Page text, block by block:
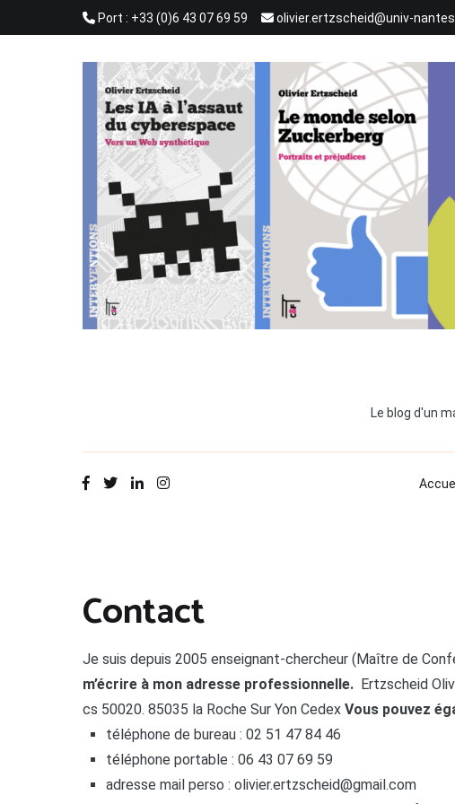
Port : +33 (0)6 43 07 69 59 olivier.ertzscheid@univ-
Le blog d'un
Contact
Je suis depuis 2005 enseignant-chercheur (Maître de
m’écrire à mon adresse professionnelle. Ertzscheid
cs 50020. 85035 la Roche Sur Yon Cedex Vous pouvez
téléphone de bureau : 02 51 47 84 46
téléphone portable : 06 43 07 69 59
adresse mail perso : olivier.ertzscheid@gmail.com